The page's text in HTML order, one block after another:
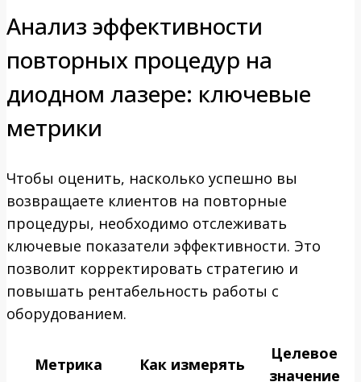
Анализ эффективности
повторных процедур на
диодном лазере: ключевые
метрики
Чтобы оценить, насколько успешно вы
возвращаете клиентов на повторные
процедуры, необходимо отслеживать
ключевые показатели эффективности. Это
позволит корректировать стратегию и
повышать рентабельность работы с
оборудованием.
Метрика Как измерять
Целевое
значение